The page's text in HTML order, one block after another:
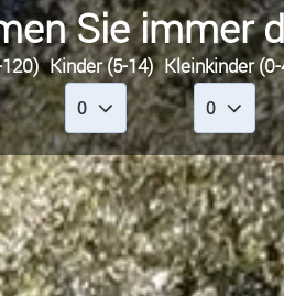
Sie immer
Kinder (5-14) Kleinkinder